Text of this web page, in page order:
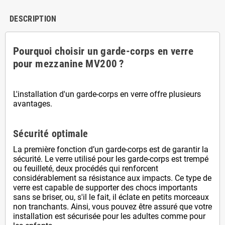
DESCRIPTION
Pourquoi choisir un garde-corps en verre
pour mezzanine MV200 ?
L'installation d'un garde-corps en verre offre plusieurs
avantages.
Sécurité optimale
La première fonction d’un garde-corps est de garantir la
sécurité. Le verre utilisé pour les garde-corps est trempé
ou feuilleté, deux procédés qui renforcent
considérablement sa résistance aux impacts. Ce type de
verre est capable de supporter des chocs importants
sans se briser, ou, s'il le fait, il éclate en petits morceaux
non tranchants. Ainsi, vous pouvez être assuré que votre
installation est sécurisée pour les adultes comme pour